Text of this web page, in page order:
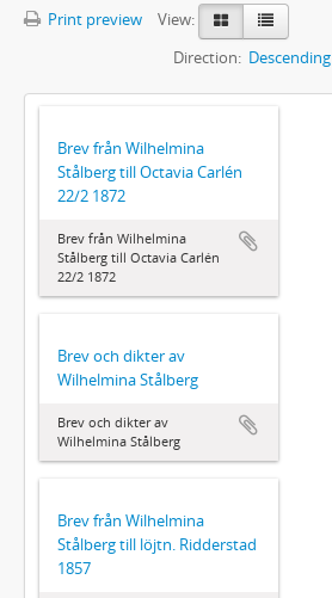
Print preview
View:
Direction: Descending
Brev från Wilhelmina
Stålberg till Octavia Carlén
22/2 1872
Brev från Wilhelmina
Stålberg till Octavia Carlén
22/2 1872
Brev och dikter av
Wilhelmina Stålberg
Brev och dikter av
Wilhelmina Stålberg
Brev från Wilhelmina
Stålberg till löjtn. Ridderstad
1857